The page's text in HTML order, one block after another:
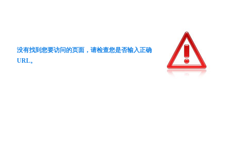
没有找到您要访问的页面，请检查您是否输入正确
URL。